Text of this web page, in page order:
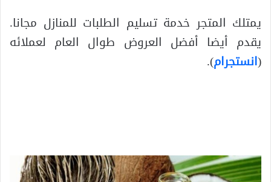
يمتلك المتجر خدمة تسليم الطلبات للمنازل مجانا.
يقدم أيضا أفضل العروض طوال العام لعملائه
(انستجرام).